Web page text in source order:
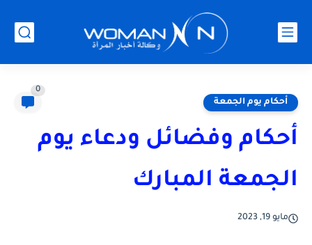
أحكام يوم الجمعة
0
أحكام وفضائل ودعاء يوم
الجمعة المبارك
مايو 19, 2023